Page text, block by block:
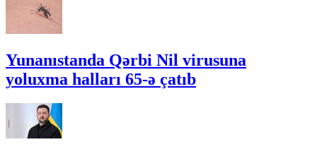
Yunanıstanda Qərbi Nil virusuna
yoluxma halları 65-ə çatıb